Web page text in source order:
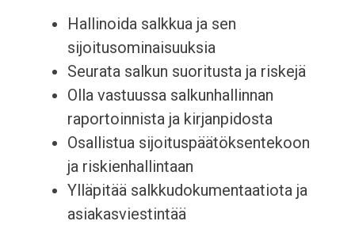
Hallinoida salkkua ja sen
sijoitusominaisuuksia
Seurata salkun suoritusta ja riskejä
Olla vastuussa salkunhallinnan
raportoinnista ja kirjanpidosta
Osallistua sijoituspäätöksentekoon
ja riskienhallintaan
Ylläpitää salkkudokumentaatiota ja
asiakasviestintää